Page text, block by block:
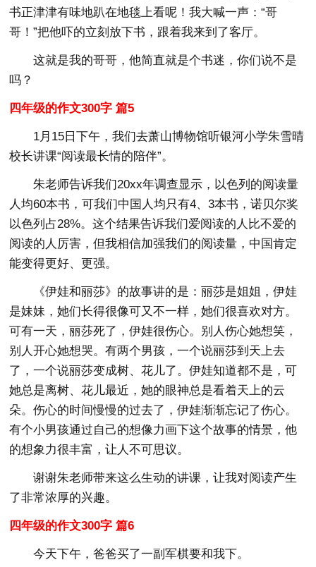
书正津津有味地趴在地毯上看呢！我大喊一声：“哥
哥！”把他吓的立刻放下书，跟着我来到了客厅。
这就是我的哥哥，他简直就是个书迷，你们说不是
吗？
四年级的作文300字 篇5
1月15日下午，我们去萧山博物馆听银河小学朱雪晴
校长讲课“阅读最长情的陪伴”。
朱老师告诉我们20xx年调查显示，以色列的阅读量
人均60本书，可我们中国人均只有4、3本书，诺贝尔奖
以色列占28%。这个结果告诉我们爱阅读的人比不爱的
阅读的人厉害，但我相信加强我们的阅读量，中国肯定
能变得更好、更强。
《伊娃和丽莎》的故事讲的是：丽莎是姐姐，伊娃
是妹妹，她们长得很像可又不一样，她们很喜欢对方。
可有一天，丽莎死了，伊娃很伤心。别人伤心她想笑，
别人开心她想哭。有两个男孩，一个说丽莎到天上去
了，一个说丽莎变成树、花儿了。伊娃知道都不是，可
她总是离树、花儿最近，她的眼神总是看着天上的云
朵。伤心的时间慢慢的过去了，伊娃渐渐忘记了伤心。
有个小男孩通过自己的想像力画下这个故事的情景，他
的想象力很丰富，让人不可思议。
谢谢朱老师带来这么生动的讲课，让我对阅读产生
了非常浓厚的兴趣。
四年级的作文300字 篇6
今天下午，爸爸买了一副军棋要和我下。